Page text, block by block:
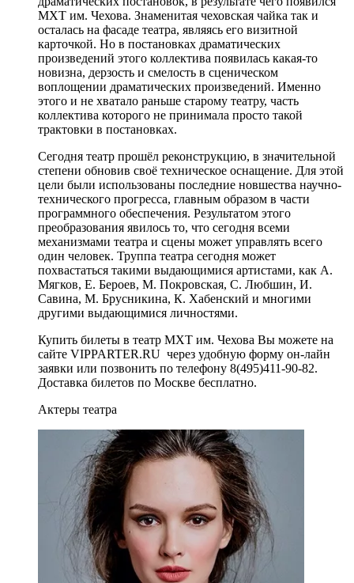
МХТ им. Чехова. Знаменитая чеховская чайка так и
осталась на фасаде театра, являясь его визитной
карточкой. Но в постановках драматических
произведений этого коллектива появилась какая-то
новизна, дерзость и смелость в сценическом
воплощении драматических произведений. Именно
этого и не хватало раньше старому театру, часть
коллектива которого не принимала просто такой
трактовки в постановках.
Сегодня театр прошёл реконструкцию, в значительной
степени обновив своё техническое оснащение. Для этой
цели были использованы последние новшества научно-
технического прогресса, главным образом в части
программного обеспечения. Результатом этого
преобразования явилось то, что сегодня всеми
механизмами театра и сцены может управлять всего
один человек. Труппа театра сегодня может
похвастаться такими выдающимися артистами, как А.
Мягков, Е. Бероев, М. Покровская, С. Любшин, И.
Савина, М. Брусникина, К. Хабенский и многими
другими выдающимися личностями.
Купить билеты в театр МХТ им. Чехова Вы можете на
сайте VIPPARTER.RU через удобную форму он-лайн
заявки или позвонить по телефону 8(495)411-90-82.
Доставка билетов по Москве бесплатно.
Актеры театра